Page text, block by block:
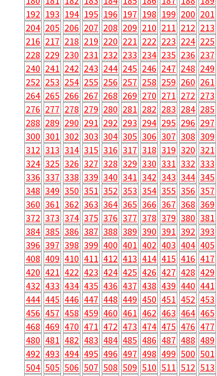
192 193 194 195 196 197 198 199 200 201
204 205 206 207 208 209 210 211 212 213
216 217 218 219 220 221 222 223 224 225
228 229 230 231 232 233 234 235 236 237
240 241 242 243 244 245 246 247 248 249
252 253 254 255 256 257 258 259 260 261
264 265 266 267 268 269 270 271 272 273
276 277 278 279 280 281 282 283 284 285
288 289 290 291 292 293 294 295 296 297
300 301 302 303 304 305 306 307 308 309
312 313 314 315 316 317 318 319 320 321
324 325 326 327 328 329 330 331 332 333
336 337 338 339 340 341 342 343 344 345
348 349 350 351 352 353 354 355 356 357
360 361 362 363 364 365 366 367 368 369
372 373 374 375 376 377 378 379 380 381
384 385 386 387 388 389 390 391 392 393
396 397 398 399 400 401 402 403 404 405
408 409 410 411 412 413 414 415 416 417
420 421 422 423 424 425 426 427 428 429
432 433 434 435 436 437 438 439 440 441
444 445 446 447 448 449 450 451 452 453
456 457 458 459 460 461 462 463 464 465
468 469 470 471 472 473 474 475 476 477
480 481 482 483 484 485 486 487 488 489
492 493 494 495 496 497 498 499 500 501
504 505 506 507 508 509 510 511 512 513